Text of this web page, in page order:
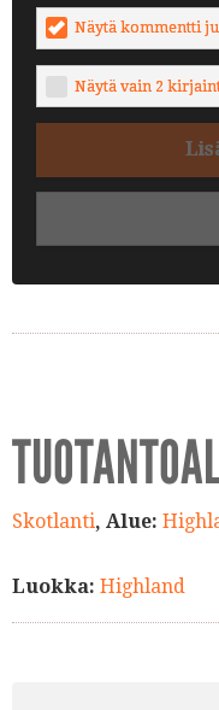
Näytä kommentti
Näytä vain 2
Skotlanti, Alue:
Luokka: Highland